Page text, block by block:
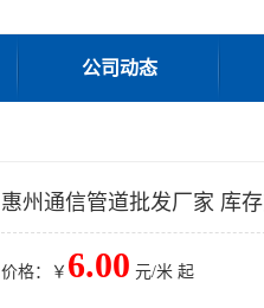
公司动态
惠州通信管道批发厂家 库
价格：￥ 6.00 元/米 起